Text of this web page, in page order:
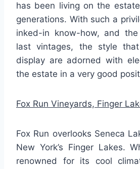
has been living on the
generations. With such a
inked-in know-how, and
last vintages, the style
display are adorned with
the estate in a very good
Fox Run Vineyards, Finger
Fox Run overlooks Seneca
New York’s Finger Lakes.
renowned for its cool